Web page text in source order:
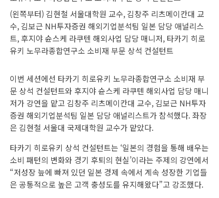
(왼쪽부터) 김현철 서울대학원 교수, 김창주 리츠메이칸대 교
수, 김보근 NH투자증권 해외기업분석팀 일본 담당 애널리스
트, 후지야 슌스케 라쿠텐 해외사업 담당 매니저, 타카기 히로
유키 노무라종합연구소 소비재 부문 상석 컨설턴트
이번 세션에선 타카기 히로유키 노무라종합연구소 소비재 부
문 상석 컨설턴트와 후지야 슌스케 라쿠텐 해외사업 담당 매니
저가 강연을 맡고 김창주 리츠메이칸대 교수, 김보근 NH투자
증권 해외기업분석팀 일본 담당 애널리스트가 참석했다. 좌장
은 김현철 서울대 국제대학원 교수가 맡았다.
타카기 히로유키 상석 컨설턴트는 ‘일본의 경험을 통해 배우는
소비 패턴의 변화와 경기 후퇴의 현실’이라는 주제의 강연에서
“저성장 늪에 빠져 있던 일본 경제 속에서 계속 성장한 기업들
은 공통적으로 높은 고객 충성도를 유지해왔다”고 강조했다.